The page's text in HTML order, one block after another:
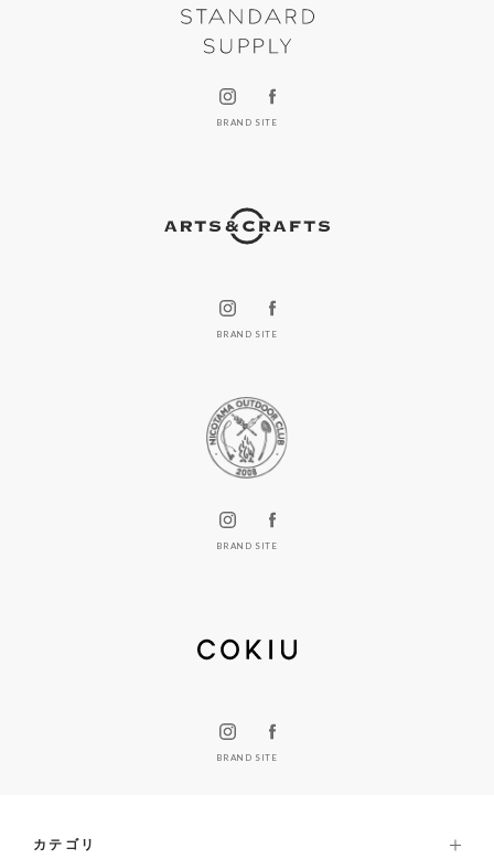
BRAND SITE
BRAND SITE
BRAND SITE
BRAND SITE
カテゴリ